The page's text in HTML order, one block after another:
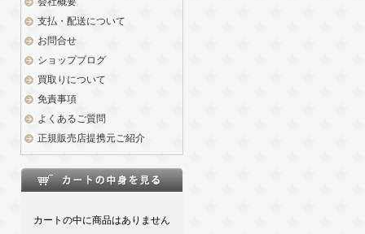
支払・配送について
お問合せ
ショップブログ
買取りについて
免責事項
よくあるご質問
正規販売店提携元ご紹介
カートの中に商品はありません